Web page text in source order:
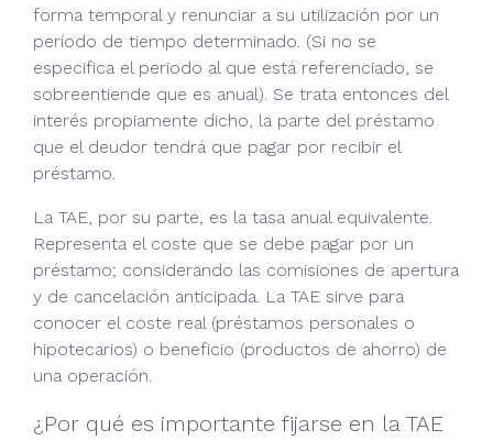
forma temporal y renunciar a su utilización por un
período de tiempo determinado. (Si no se
especifica el periodo al que está referenciado, se
sobreentiende que es anual). Se trata entonces del
interés propiamente dicho, la parte del préstamo
que el deudor tendrá que pagar por recibir el
préstamo.
La TAE, por su parte, es la tasa anual equivalente.
Representa el coste que se debe pagar por un
préstamo; considerando las comisiones de apertura
y de cancelación anticipada. La TAE sirve para
conocer el coste real (préstamos personales o
hipotecarios) o beneficio (productos de ahorro) de
una operación.
¿Por qué es importante fijarse en la TAE